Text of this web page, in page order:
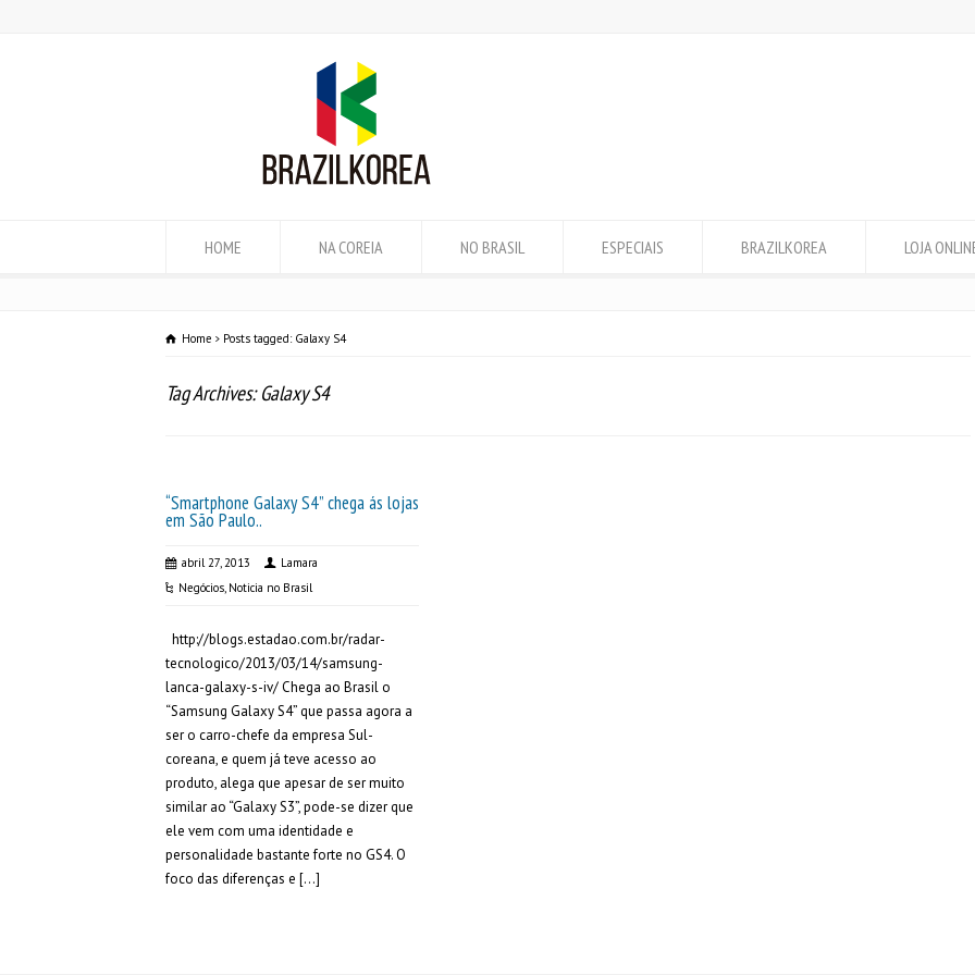
HOME NA COREIA NO BRASIL ESPECIAIS BRAZILKOREA LOJA
Home Posts tagged: Galaxy S4
Tag Archives: Galaxy S4
“Smartphone Galaxy S4” chega ás lojas
em São Paulo..
abril 27, 2013
Lamara
Negócios, Noticia no Brasil
http://blogs.estadao.com.br/radar-
tecnologico/2013/03/14/samsung-
lanca-galaxy-s-iv/ Chega ao Brasil o
“Samsung Galaxy S4” que passa agora a
ser o carro-chefe da empresa Sul-
coreana, e quem já teve acesso ao
produto, alega que apesar de ser muito
similar ao “Galaxy S3”, pode-se dizer que
ele vem com uma identidade e
personalidade bastante forte no GS4. O
foco das diferenças e […]